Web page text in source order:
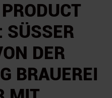
S
DER W
G